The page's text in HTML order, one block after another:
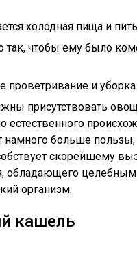
холодная пища и
так, чтобы ему было
проветривание и
присутствовать
намного больше
скорейшему
обладающего
организм.
кашель